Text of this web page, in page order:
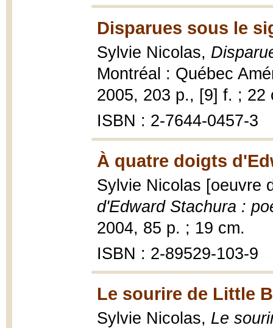
Disparues sous le
Sylvie Nicolas,
Montréal : Québec
2005, 203 p., [9] f. ; 22
ISBN : 2-7644-0457-3
À quatre doigts
Sylvie Nicolas [oeuvre
d'Edward Stachura :
2004, 85 p. ; 19 cm.
ISBN : 2-89529-103-9
Le sourire de Little
Sylvie Nicolas, Le